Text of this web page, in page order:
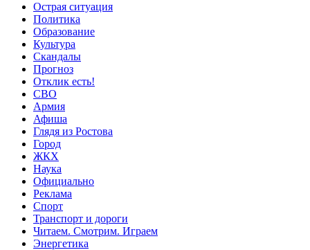
Острая ситуация
Политика
Образование
Культура
Скандалы
Прогноз
Отклик есть!
СВО
Армия
Афиша
Глядя из Ростова
Город
ЖКХ
Наука
Официально
Реклама
Спорт
Транспорт и дороги
Читаем. Смотрим. Играем
Энергетика